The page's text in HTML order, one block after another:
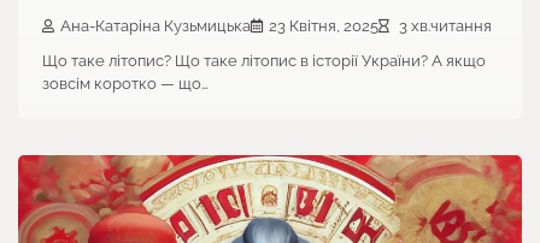
Ана-Катаріна Кузьмицька 23 Квітня, 2025
3 хв.читання
Що таке літопис? Що таке літопис в історії України? А якщо
зовсім коротко — що…